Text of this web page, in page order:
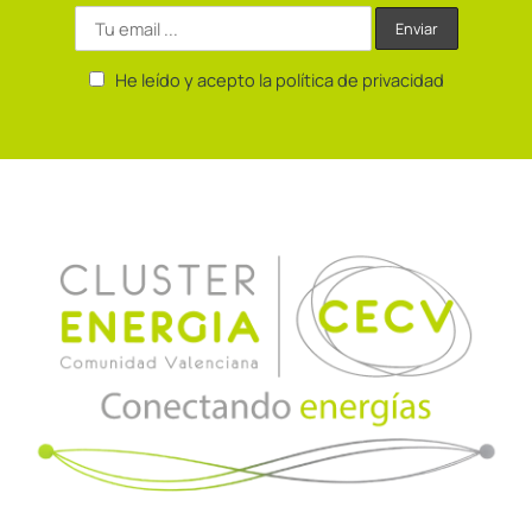
He leído y acepto la política de privacidad